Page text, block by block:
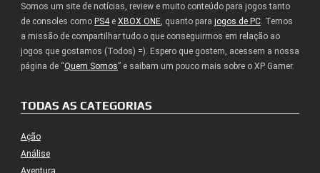
Somos um site de notícias, review e muito conteúdo para jogos tanto
de consoles como PS4e XBOX ONE, quanto para jogos de PC. Temos
a missão de compartilhar tudo o que conseguirmos em relação ao
jogos que gostamos (Todos) =). Espero que gostem, acessem a nossa
página de “Quem Somos” e saibam um pouco mais sobre o XP Gamer.
TODAS AS CATEGORIAS
Ação
Análise
Aventura